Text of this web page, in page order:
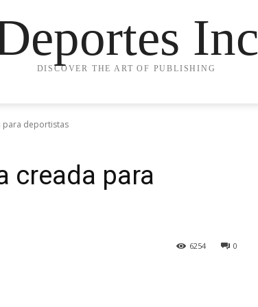
Inc
DISCOVER THE ART OF PUBLISHING
para deportistas
creada para
0
6254